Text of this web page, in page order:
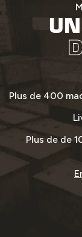
Plus de 400
Plus de de